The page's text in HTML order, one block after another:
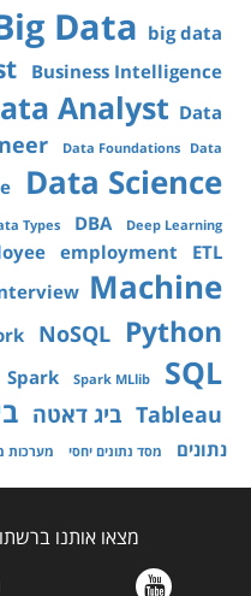
Data big data
Business Intelligence
Analyst Data
Data Foundations Data
Data Science
Types DBA Deep Learning
employment ETL
Machine
NoSQL Python
Spark Spark MLlib SQL
Tableau ביג דאטה
נתונים
מסד נתונים יחסי מערכות
מצאו אותנו